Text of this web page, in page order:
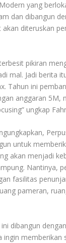
yang
dan dibangun
diteruskan
pikiran
mal. Jadi berita
Tahun ini
anggaran 5M,
ungkap
untuk
akan menjadi
Nantinya,
fasilitas
pameran,
dibangun
ingin memberikan